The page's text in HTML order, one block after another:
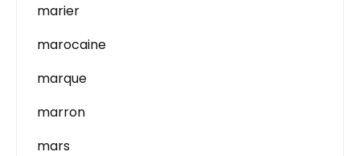
marier
marocaine
marque
marron
mars